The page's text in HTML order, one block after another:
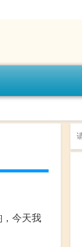
今天我